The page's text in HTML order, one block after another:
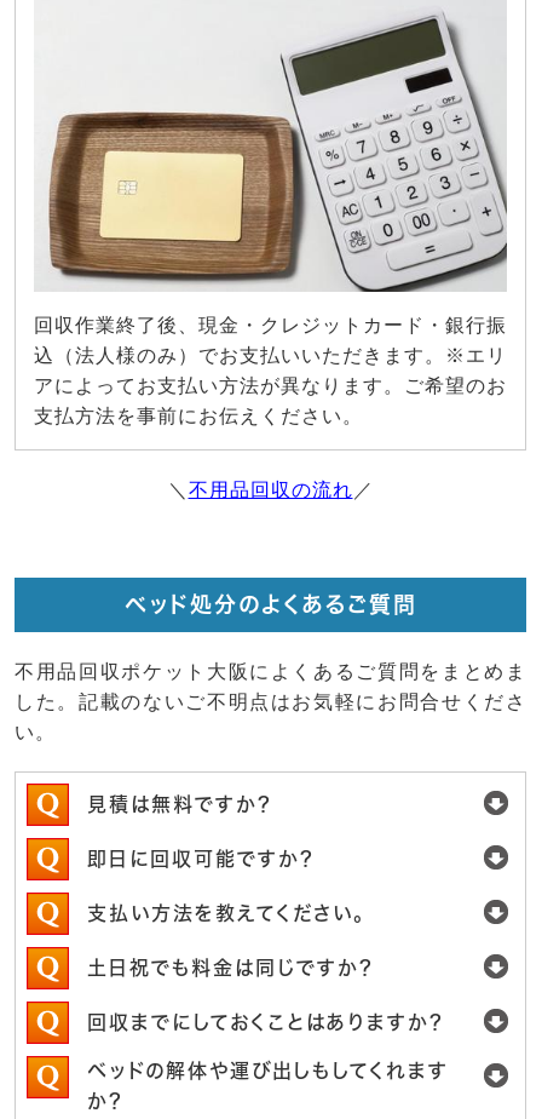
回収作業終了後、現金・クレジットカード・銀行振
込（法人様のみ）でお支払いいただきます。※エリ
アによってお支払い方法が異なります。ご希望のお
支払方法を事前にお伝えください。
＼ 不用品回収の流れ ／
ベッド処分のよくあるご質問
不用品回収ポケット大阪によくあるご質問をまとめま
した。記載のないご不明点はお気軽にお問合せくださ
い。
見積は無料ですか？
即日に回収可能ですか？
支払い方法を教えてください。
土日祝でも料金は同じですか？
回収までにしておくことはありますか？
ベッドの解体や運び出しもしてくれます
か？